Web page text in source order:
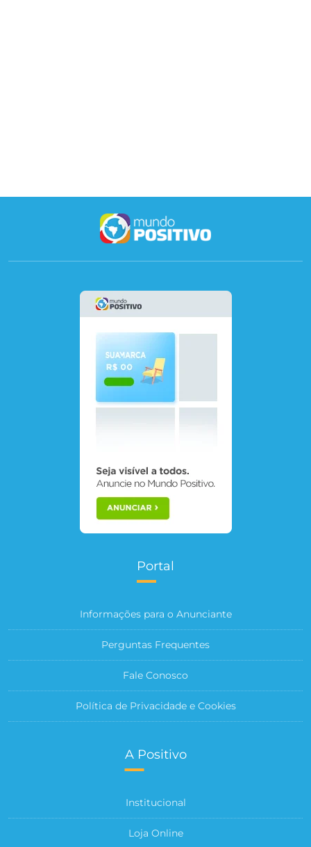
Portal
Informações para o Anunciante
Perguntas Frequentes
Fale Conosco
Política de Privacidade e Cookies
A Positivo
Institucional
Loja Online